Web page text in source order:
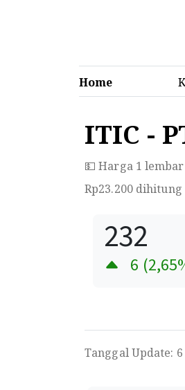
Home
ITIC -
💵 Harga 1
Rp23.200dihitung
232
6 (2,65
Tanggal Update: 6